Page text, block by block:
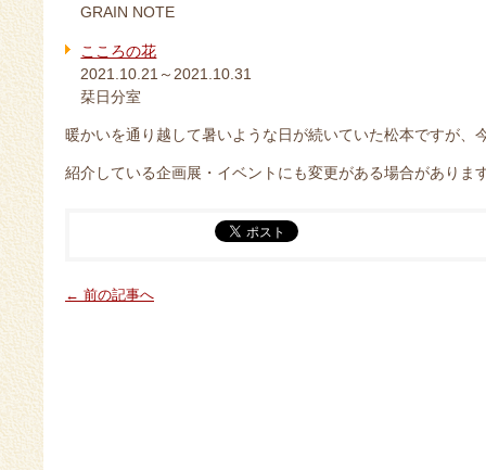
GRAIN NOTE
こころの花
2021.10.21～2021.10.31
栞日分室
暖かいを通り越して暑いような日が続いていた松本ですが、
紹介している企画展・イベントにも変更がある場合がありま
← 前の記事へ